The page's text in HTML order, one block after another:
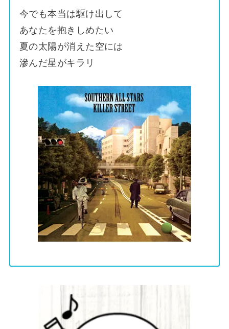
今でも本当は駆け出して
あなたを抱きしめたい
夏の太陽が消えた空には
滲んだ星がキラリ